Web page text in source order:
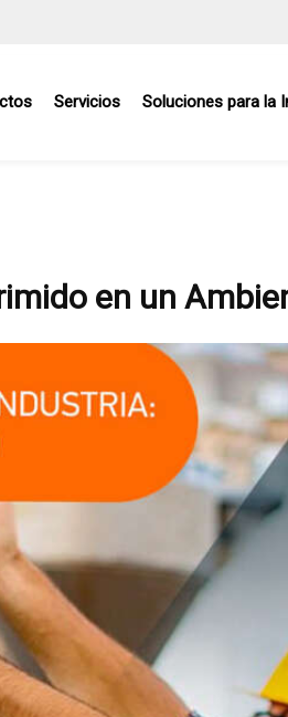
Servicios Soluciones para la
en un